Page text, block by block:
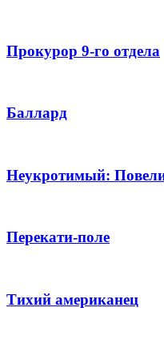
Прокурор 9-го отдела
Баллард
Неукротимый:
Перекати-поле
Тихий американец